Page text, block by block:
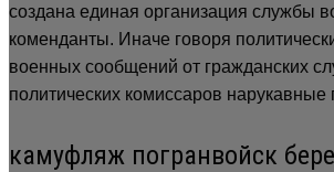
создана единая организация службы
коменданты. Иначе говоря
военных сообщений от гражданских
политических комиссаров
камуфляж погранвойск